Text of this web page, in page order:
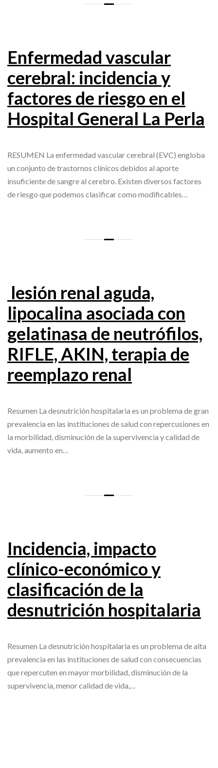
Enfermedad vascular
cerebral: incidencia y
factores de riesgo en el
Hospital General La Perla
RESUMEN La enfermedad vascular cerebral (EVC) engloba
un conjunto de trastornos clínicos debidos al aporte
insuficiente de sangre al cerebro. Existen diversos factores
de riesgo que podemos clasificar como modificables…
lesión renal aguda,
lipocalina asociada con
gelatinasa de neutrófilos,
RIFLE, AKIN, terapia de
reemplazo renal
Resumen La desnutrición hospitalaria es un problema de gran
prevalencia en las instituciones de salud con repercusiones en
la morbilidad, disminución de la supervivencia y calidad de
vida, aumento en…
Incidencia, impacto
clínico-económico y
clasificación de la
desnutrición hospitalaria
Resumen La desnutrición hospitalaria es un problema de alta
prevalencia en las instituciones de salud con consecuencias
que repercuten en mayor morbilidad, disminución de la
supervivencia, menor calidad de vida,…